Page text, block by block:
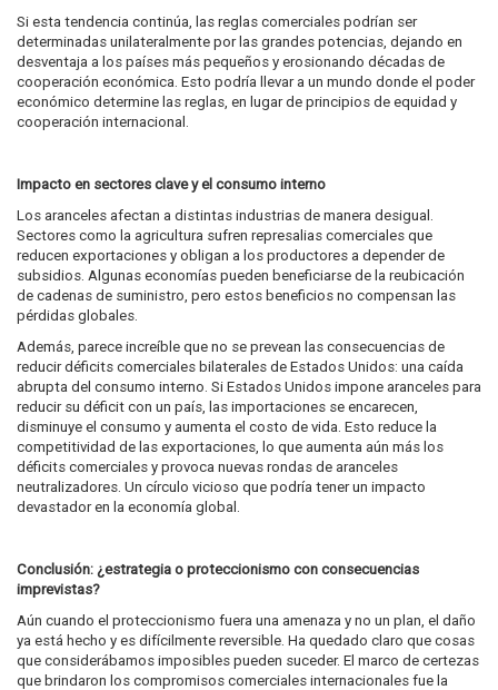
Si esta tendencia continúa, las reglas comerciales podrían ser
determinadas unilateralmente por las grandes potencias, dejando en
desventaja a los países más pequeños y erosionando décadas de
cooperación económica. Esto podría llevar a un mundo donde el poder
económico determine las reglas, en lugar de principios de equidad y
cooperación internacional.
Impacto en sectores clave y el consumo interno
Los aranceles afectan a distintas industrias de manera desigual.
Sectores como la agricultura sufren represalias comerciales que
reducen exportaciones y obligan a los productores a depender de
subsidios. Algunas economías pueden beneficiarse de la reubicación
de cadenas de suministro, pero estos beneficios no compensan las
pérdidas globales.
Además, parece increíble que no se prevean las consecuencias de
reducir déficits comerciales bilaterales de Estados Unidos: una caída
abrupta del consumo interno. Si Estados Unidos impone aranceles para
reducir su déficit con un país, las importaciones se encarecen,
disminuye el consumo y aumenta el costo de vida. Esto reduce la
competitividad de las exportaciones, lo que aumenta aún más los
déficits comerciales y provoca nuevas rondas de aranceles
neutralizadores. Un círculo vicioso que podría tener un impacto
devastador en la economía global.
Conclusión: ¿estrategia o proteccionismo con consecuencias
imprevistas?
Aún cuando el proteccionismo fuera una amenaza y no un plan, el daño
ya está hecho y es difícilmente reversible. Ha quedado claro que cosas
que considerábamos imposibles pueden suceder. El marco de certezas
que brindaron los compromisos comerciales internacionales fue la